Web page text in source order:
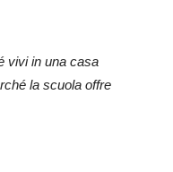
vivi in una casa
la scuola offre